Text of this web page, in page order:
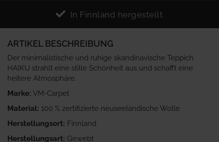
In Finnland hergestellt
ARTIKEL BESCHREIBUNG
Der minimalistische und ruhige skandinavische Teppich
HAIKU strahlt eine stille Schönheit aus und schafft eine
heitere Atmosphäre.
Marke: VM-Carpet
Material: 100 % zertifizierte neuseeländische Wolle
Herstellungsort: Finnland
Herstellungsart: Gewebt